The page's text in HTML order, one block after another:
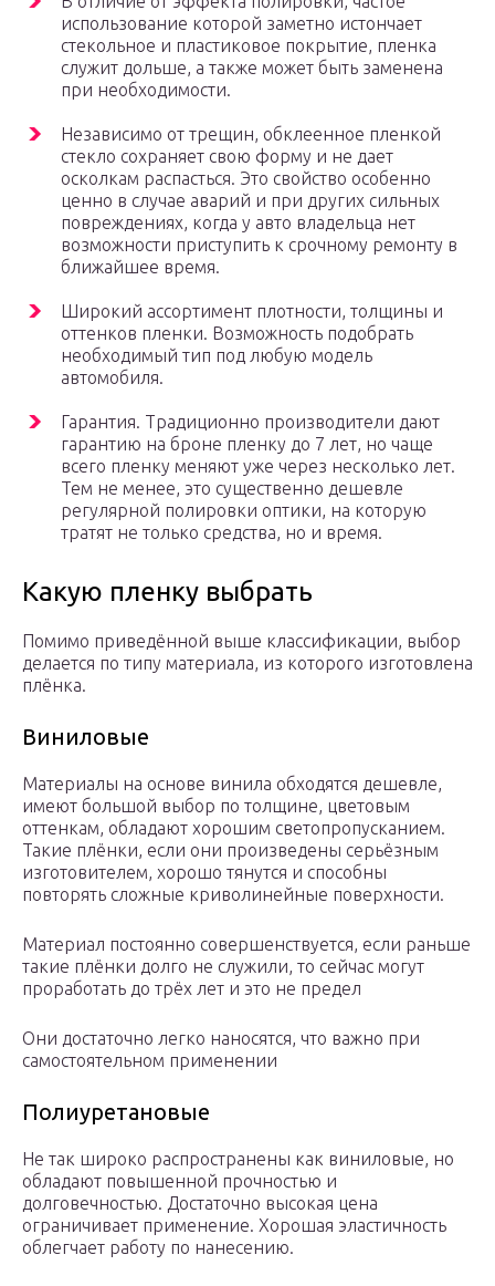
использование которой заметно истончает
стекольное и пластиковое покрытие, пленка
служит дольше, а также может быть заменена
при необходимости.
Независимо от трещин, обклеенное пленкой
стекло сохраняет свою форму и не дает
осколкам распасться. Это свойство особенно
ценно в случае аварий и при других сильных
повреждениях, когда у авто владельца нет
возможности приступить к срочному ремонту в
ближайшее время.
Широкий ассортимент плотности, толщины и
оттенков пленки. Возможность подобрать
необходимый тип под любую модель
автомобиля.
Гарантия. Традиционно производители дают
гарантию на броне пленку до 7 лет, но чаще
всего пленку меняют уже через несколько лет.
Тем не менее, это существенно дешевле
регулярной полировки оптики, на которую
тратят не только средства, но и время.
Какую пленку выбрать
Помимо приведённой выше классификации, выбор
делается по типу материала, из которого изготовлена
плёнка.
Виниловые
Материалы на основе винила обходятся дешевле,
имеют большой выбор по толщине, цветовым
оттенкам, обладают хорошим светопропусканием.
Такие плёнки, если они произведены серьёзным
изготовителем, хорошо тянутся и способны
повторять сложные криволинейные поверхности.
Материал постоянно совершенствуется, если раньше
такие плёнки долго не служили, то сейчас могут
проработать до трёх лет и это не предел
Они достаточно легко наносятся, что важно при
самостоятельном применении
Полиуретановые
Не так широко распространены как виниловые, но
обладают повышенной прочностью и
долговечностью. Достаточно высокая цена
ограничивает применение. Хорошая эластичность
облегчает работу по нанесению.